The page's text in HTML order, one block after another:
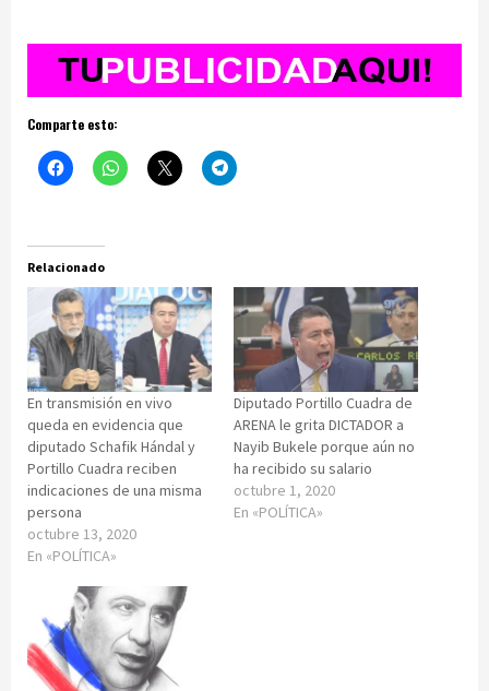
Comparte esto:
Relacionado
En transmisión en vivo
queda en evidencia que
diputado Schafik Hándal y
Portillo Cuadra reciben
indicaciones de una misma
persona
octubre 13, 2020
En «POLÍTICA»
Diputado Portillo Cuadra de
ARENA le grita DICTADOR a
Nayib Bukele porque aún no
ha recibido su salario
octubre 1, 2020
En «POLÍTICA»